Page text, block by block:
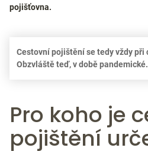
pojišťovna.
Cestovní pojištění se tedy vždy
Obzvláště teď, v době pandemické.
Pro koho je
pojištění